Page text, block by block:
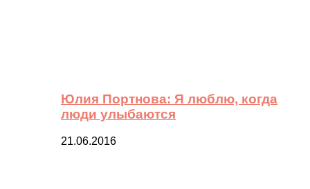
Юлия Портнова: Я люблю, когда
люди улыбаются
21.06.2016